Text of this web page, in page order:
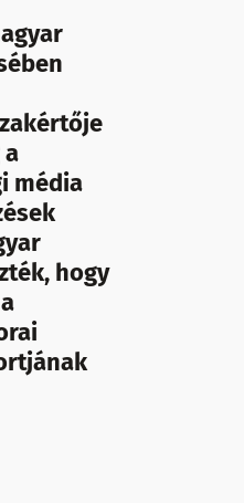
média
hogy